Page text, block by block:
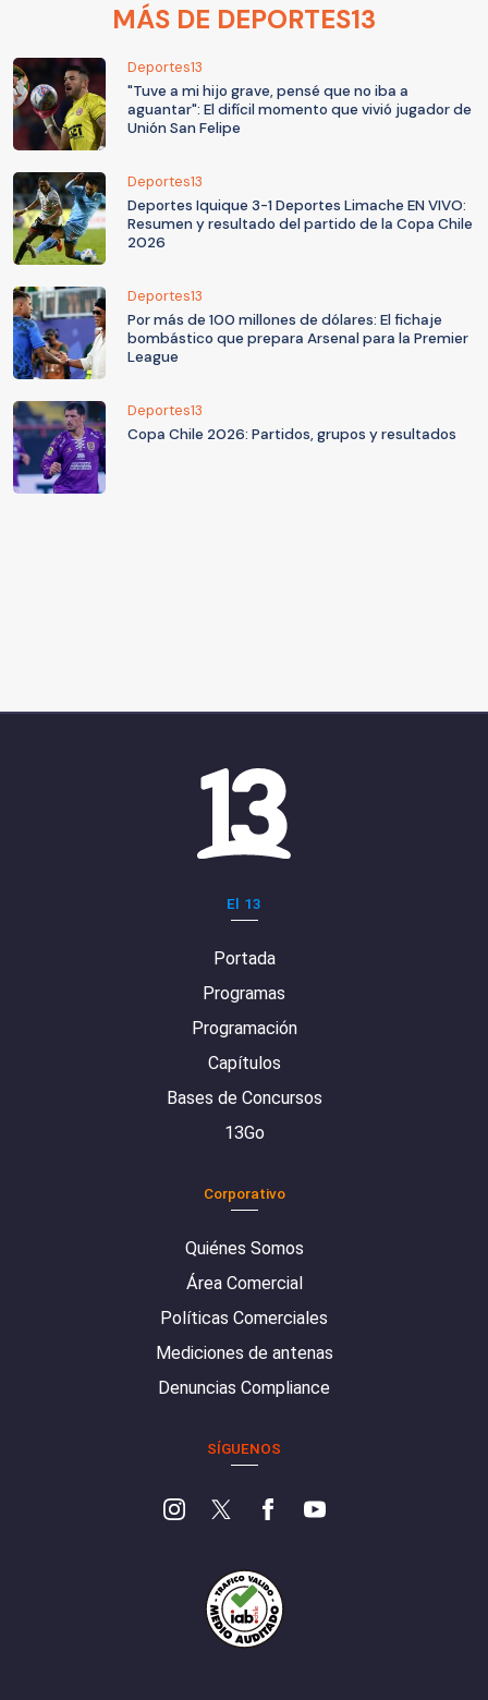
MÁS DE DEPORTES13
Deportes13
"Tuve a mi hijo grave, pensé que no iba a
aguantar": El difícil momento que vivió jugador de
Unión San Felipe
Deportes13
Deportes Iquique 3-1 Deportes Limache EN VIVO:
Resumen y resultado del partido de la Copa Chile
2026
Deportes13
Por más de 100 millones de dólares: El fichaje
bombástico que prepara Arsenal para la Premier
League
Deportes13
Copa Chile 2026: Partidos, grupos y resultados
El 13
Portada
Programas
Programación
Capítulos
Bases de Concursos
13Go
Corporativo
Quiénes Somos
Área Comercial
Políticas Comerciales
Mediciones de antenas
Denuncias Compliance
SÍGUENOS